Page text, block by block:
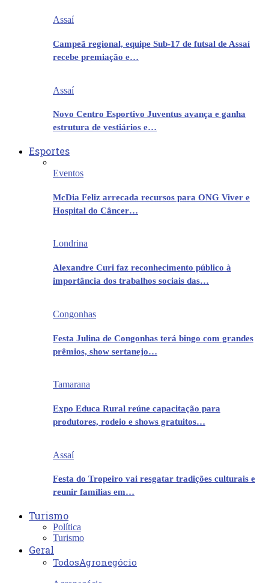
Assaí
Campeã regional, equipe Sub-17 de futsal de Assaí
recebe premiação e…
Assaí
Novo Centro Esportivo Juventus avança e ganha
estrutura de vestiários e…
Esportes
Eventos
McDia Feliz arrecada recursos para ONG Viver e
Hospital do Câncer…
Londrina
Alexandre Curi faz reconhecimento público à
importância dos trabalhos sociais das…
Congonhas
Festa Julina de Congonhas terá bingo com grandes
prêmios, show sertanejo…
Tamarana
Expo Educa Rural reúne capacitação para
produtores, rodeio e shows gratuitos…
Assaí
Festa do Tropeiro vai resgatar tradições culturais e
reunir famílias em…
Turismo
Política
Turismo
Geral
TodosAgronegócio